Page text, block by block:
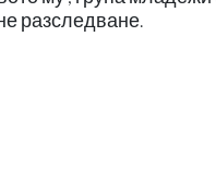
разследване.